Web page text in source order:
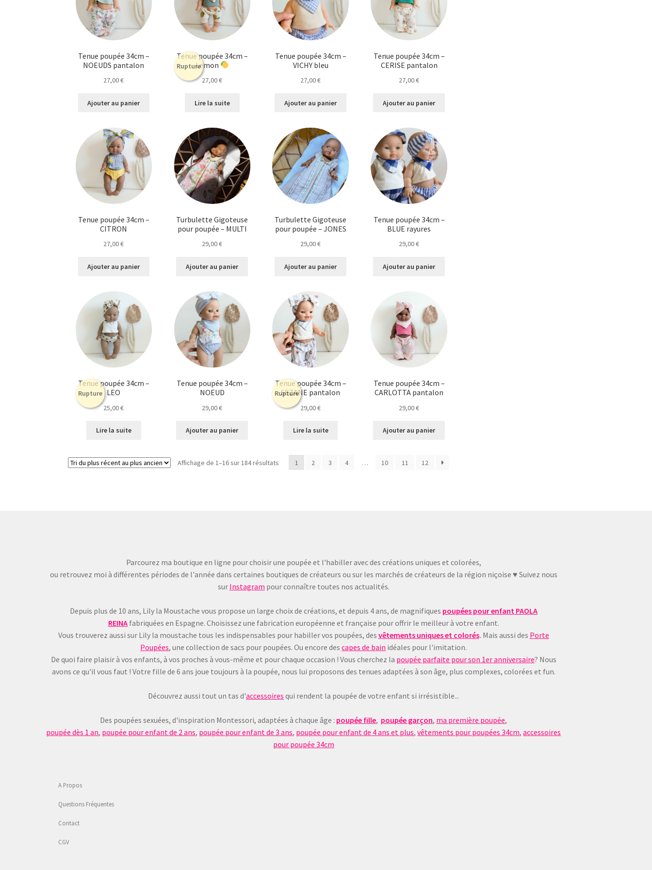
peuvent
Tenue poupée 34cm –
NOEUDS pantalon
27,00€
Ajouter au panier
Rupture
Tenue poupée 34cm –
Lemon
27,00€
Lire la suite
Tenue poupée 34cm –
VICHY bleu
27,00€
Ajouter au panier
Tenue poupée 34cm –
CERISE pantalon
27,00€
Ajouter au panier
Tenue poupée 34cm –
CITRON
27,00€
Ajouter au panier
Turbulette Gigoteuse
pour poupée – MULTI
29,00€
Ajouter au panier
Turbulette Gigoteuse
pour poupée – JONES
29,00€
Ajouter au panier
Tenue poupée 34cm –
BLUE rayures
29,00€
Ajouter au panier
Rupture
Tenue poupée 34cm –
LEO
25,00€
Lire la suite
Tenue poupée 34cm –
NOEUD
29,00€
Ajouter au panier
Rupture
Tenue poupée 34cm –
SEZANE pantalon
29,00€
Lire la suite
Tenue poupée 34cm –
CARLOTTA pantalon
29,00€
Ajouter au panier
Affichage de 1–16 sur 184 résultats 1 2 3 4 … 10 11 12
Parcourez ma boutique en ligne pour choisir une poupée et l'habiller avec des créations uniques et colorées,
ou retrouvez moi à différentes périodes de l'année dans certaines boutiques de créateurs ou sur les marchés de créateurs de la région niçoise ♥ Suivez nous
sur Instagram pour connaître toutes nos actualités.
Depuis plus de 10 ans, Lily la Moustache vous propose un large choix de créations, et depuis 4 ans, de magnifiques poupées pour enfant PAOLA
REINAfabriquées en Espagne. Choisissez une fabrication européenne et française pour offrir le meilleur à votre enfant.
Vous trouverez aussi sur Lily la moustache tous les indispensables pour habiller vos poupées, des vêtements uniques et colorés. Mais aussi des Porte
Poupées, une collection de sacs pour poupées. Ou encore descapes de bain idéales pour l'imitation.
De quoi faire plaisir à vos enfants, à vos proches à vous-même et pour chaque occasion ! Vous cherchez la poupée parfaite pour son 1er anniversaire? Nous
avons ce qu'il vous faut ! Votre fille de 6 ans joue toujours à la poupée, nous lui proposons des tenues adaptées à son âge, plus complexes, colorées et fun.
Découvrez aussi tout un tas d'accessoires qui rendent la poupée de votre enfant si irrésistible...
Des poupées sexuées, d'inspiration Montessori, adaptées à chaque âge : poupée fille, poupée garçon, ma première poupée,
poupée dès 1 an, poupée pour enfant de 2 ans, poupée pour enfant de 3 ans, poupée pour enfant de 4 ans et plus,vêtements pour poupées 34cm,accessoires
pour poupée 34cm
A Propos
Questions Fréquentes
Contact
CGV